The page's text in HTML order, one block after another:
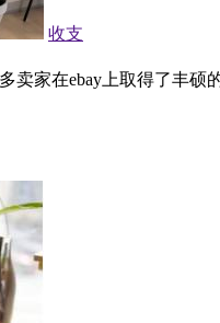
收支
卖家在ebay上取得了丰